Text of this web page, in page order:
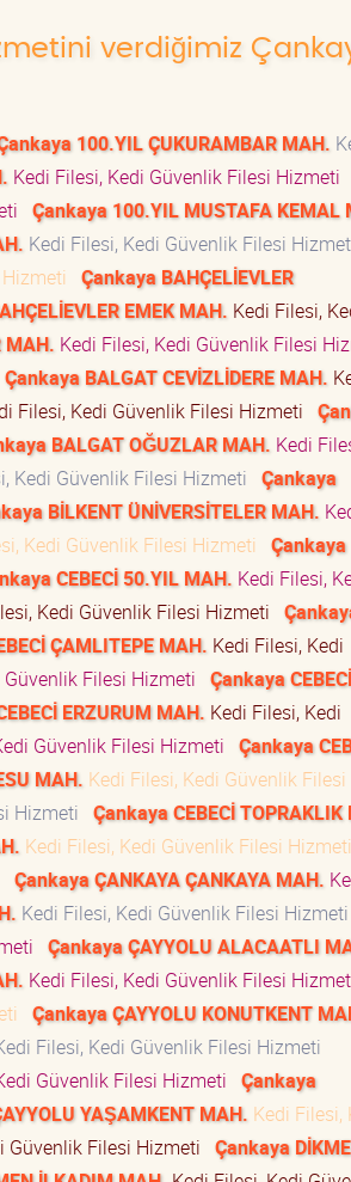
verdiğimiz
100.YIL ÇUKURAMBAR MAH.
Kedi Filesi, Kedi Güvenlik Filesi Hizmeti
Çankaya 100.YIL MUSTAFA KEMAL
Kedi Filesi, Kedi Güvenlik Filesi
Çankaya BAHÇELİEVLER
EMEK MAH. Kedi Filesi,
MAH. Kedi Filesi, Kedi Güvenlik Filesi
Çankaya BALGAT CEVİZLİDERE MAH.
Filesi, Kedi Güvenlik Filesi Hizmeti
BALGAT OĞUZLAR MAH. Kedi
Kedi Güvenlik Filesi Hizmeti Çankaya
BİLKENT ÜNİVERSİTELER MAH.
Kedi Güvenlik Filesi Hizmeti Çankaya
CEBECİ 50.YIL MAH. Kedi Filesi,
Kedi Güvenlik Filesi Hizmeti
ÇAMLITEPE MAH. Kedi Filesi, Kedi
Güvenlik Filesi Hizmeti Çankaya CEBECİ
ERZURUM MAH. Kedi Filesi, Kedi
Güvenlik Filesi Hizmeti Çankaya
MAH. Kedi Filesi, Kedi Güvenlik Filesi
Hizmeti Çankaya CEBECİ TOPRAKLIK
Kedi Filesi, Kedi Güvenlik Filesi Hizmeti
Çankaya ÇANKAYA ÇANKAYA MAH.
Kedi Filesi, Kedi Güvenlik Filesi Hizmeti
Çankaya ÇAYYOLU ALACAATLI
Kedi Filesi, Kedi Güvenlik Filesi
Çankaya ÇAYYOLU KONUTKENT
Filesi, Kedi Güvenlik Filesi Hizmeti
Güvenlik Filesi Hizmeti Çankaya
YAŞAMKENT MAH. Kedi Filesi,
Güvenlik Filesi Hizmeti Çankaya